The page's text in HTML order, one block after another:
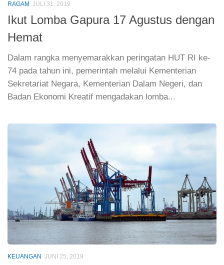
RAGAM JULI 31, 2019
Ikut Lomba Gapura 17 Agustus dengan
Hemat
Dalam rangka menyemarakkan peringatan HUT RI ke-
74 pada tahun ini, pemerintah melalui Kementerian
Sekretariat Negara, Kementerian Dalam Negeri, dan
Badan Ekonomi Kreatif mengadakan lomba...
KEUANGAN JUNI 25, 2019